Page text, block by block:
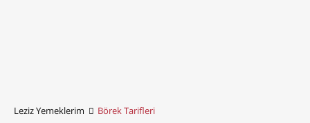
Leziz Yemeklerim Börek Tarifleri